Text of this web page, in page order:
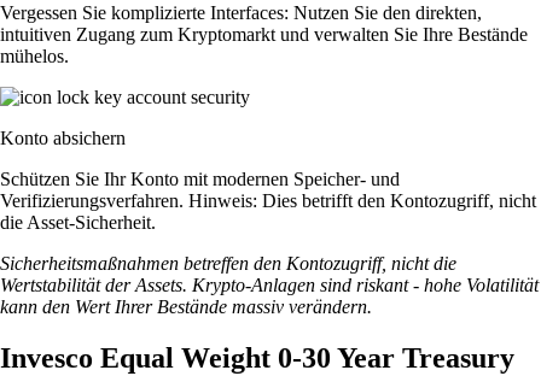
Vergessen Sie komplizierte Interfaces: Nutzen Sie den direkten,
intuitiven Zugang zum Kryptomarkt und verwalten Sie Ihre Bestände
mühelos.
Konto absichern
Schützen Sie Ihr Konto mit modernen Speicher- und
Verifizierungsverfahren. Hinweis: Dies betrifft den Kontozugriff, nicht
die Asset-Sicherheit.
Sicherheitsmaßnahmen betreffen den Kontozugriff, nicht die
Wertstabilität der Assets. Krypto-Anlagen sind riskant - hohe Volatilität
kann den Wert Ihrer Bestände massiv verändern.
Invesco Equal Weight 0-30 Year Treasury